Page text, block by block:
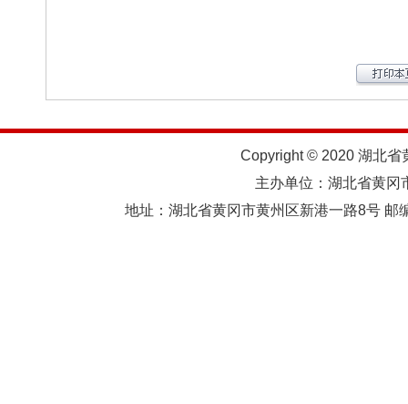
Copyright © 2020 湖北省
主办单位：湖北省黄
地址：湖北省黄冈市黄州区新港一路8号